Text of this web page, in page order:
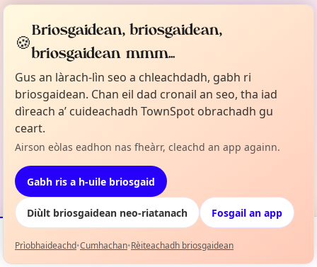
Tachartasan Mapa Mo Liosta
🍪Briosgaidean, briosgaidean,
briosgaidean mmm...
Gus an làrach-lìn seo a chleachdadh, gabh ri
briosgaidean. Chan eil dad cronail an seo, tha iad
dìreach a’ cuideachadh TownSpot obrachadh gu
ceart.
Airson eòlas eadhon nas fheàrr, cleachd an app againn.
Gabh ris a h-uile briosgaid
Diùlt briosgaidean neo-riatanach Fosgail an app
Prìobhaideachd•Cumhachan•Rèiteachadh briosgaidean